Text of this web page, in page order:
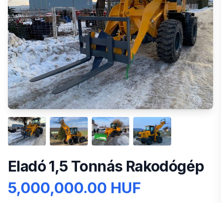
Eladó 1,5 Tonnás Rakodógép
5,000,000.00 HUF